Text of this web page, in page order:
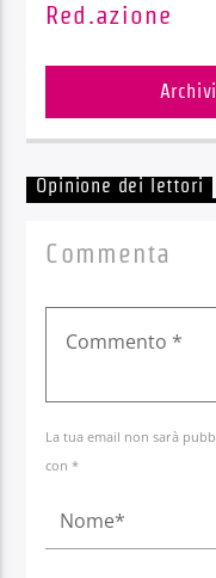
Red.azione
Opinione dei lettori
Commenta
La tua email non sarà
con *